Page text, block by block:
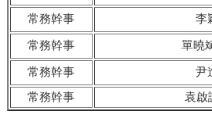
常務幹事
李
常務幹事
單曉
常務幹事
尹
常務幹事
袁啟